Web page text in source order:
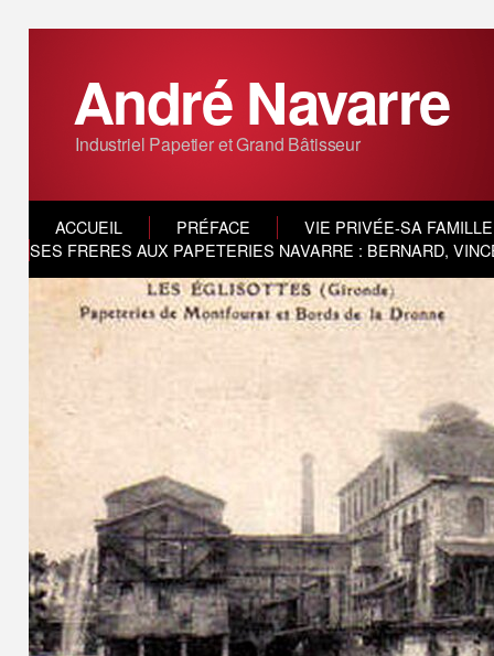
André Navarre
Industriel Papetier et Grand Bâtisseur
ACCUEIL PRÉFACE
VIE PRIVÉE-SA FAMILLE
SES FRERES AUX PAPETERIES NAVARRE : BERNARD,